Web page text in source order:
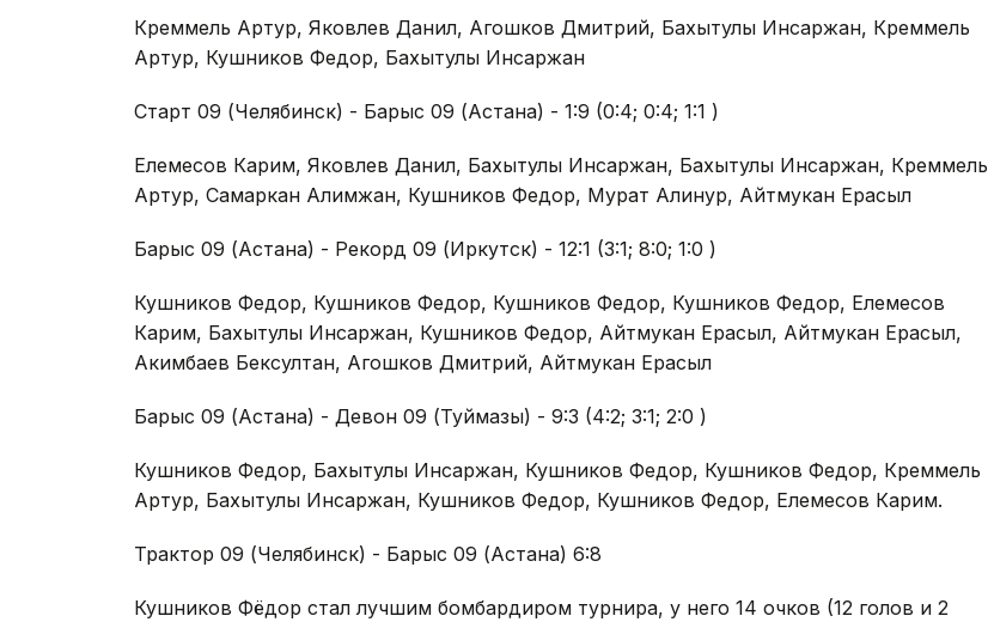
Креммель Артур, Яковлев Данил, Агошков Дмитрий, Бахытулы Инсаржан, Креммель
Артур, Кушников Федор, Бахытулы Инсаржан
Старт 09 (Челябинск) - Барыс 09 (Астана) - 1:9 (0:4; 0:4; 1:1 )
Елемесов Карим, Яковлев Данил, Бахытулы Инсаржан, Бахытулы Инсаржан, Креммель
Артур, Самаркан Алимжан, Кушников Федор, Мурат Алинур, Айтмукан Ерасыл
Барыс 09 (Астана) - Рекорд 09 (Иркутск) - 12:1 (3:1; 8:0; 1:0 )
Кушников Федор, Кушников Федор, Кушников Федор, Кушников Федор, Елемесов
Карим, Бахытулы Инсаржан, Кушников Федор, Айтмукан Ерасыл, Айтмукан Ерасыл,
Акимбаев Бексултан, Агошков Дмитрий, Айтмукан Ерасыл
Барыс 09 (Астана) - Девон 09 (Туймазы) - 9:3 (4:2; 3:1; 2:0 )
Кушников Федор, Бахытулы Инсаржан, Кушников Федор, Кушников Федор, Креммель
Артур, Бахытулы Инсаржан, Кушников Федор, Кушников Федор, Елемесов Карим.
Трактор 09 (Челябинск) - Барыс 09 (Астана) 6:8
Кушников Фёдор стал лучшим бомбардиром турнира, у него 14 очков (12 голов и 2